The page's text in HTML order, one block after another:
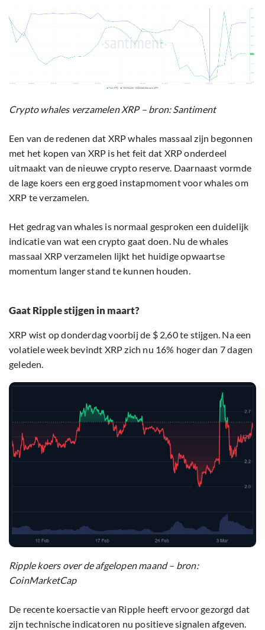
Crypto whales verzamelen XRP – bron: Santiment
Een van de redenen dat XRP whales massaal zijn begonnen
met het kopen van XRP is het feit dat XRP onderdeel
uitmaakt van de nieuwe crypto reserve. Daarnaast vormde
de lage koers een erg goed instapmoment voor whales om
XRP te verzamelen.
Het gedrag van whales is normaal gesproken een duidelijk
indicatie van wat een crypto gaat doen. Nu de whales
massaal XRP verzamelen lijkt het huidige opwaartse
momentum langer stand te kunnen houden.
Gaat Ripple stijgen in maart?
XRP wist op donderdag voorbij de $ 2,60 te stijgen. Na een
volatiele week bevindt XRP zich nu 16% hoger dan 7 dagen
geleden.
Ripple koers over de afgelopen maand – bron:
CoinMarketCap
De recente koersactie van Ripple heeft ervoor gezorgd dat
zijn technische indicatoren nu positieve signalen afgeven.